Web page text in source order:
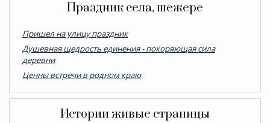
Праздник села, шежере
Пришел на улицу праздник
Душевная щедрость единения - покоряющая сила
деревни
Ценны встречи в родном краю
Истории живые страницы